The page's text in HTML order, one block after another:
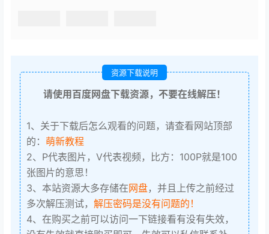
资源下载说明
请使用百度网盘下载资源，不要在线解压！
1、关于下载后怎么观看的问题，请查看网站顶部
的： 萌新教程
2、P代表图片，V代表视频，比方：100P就是100
张图片的意思！
3、本站资源大多存储在网盘，并且上传之前经过
多次解压测试， 解压密码是没有问题的！
4、在购买之前可以访问一下链接看有没有失效，